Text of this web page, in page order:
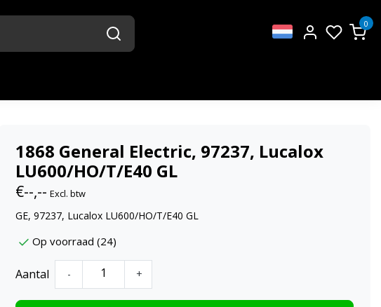
0
1868 General Electric, 97237, Lucalox
LU600/HO/T/E40 GL
€--,-- Excl. btw
GE, 97237, Lucalox LU600/HO/T/E40 GL
Op voorraad (24)
Aantal - +